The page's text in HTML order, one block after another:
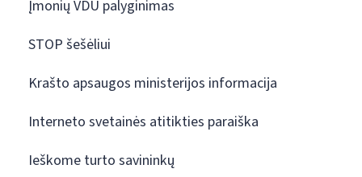
Įmonių VDU palyginimas
STOP šešėliui
Krašto apsaugos ministerijos informacija
Interneto svetainės atitikties paraiška
Ieškome turto savininkų